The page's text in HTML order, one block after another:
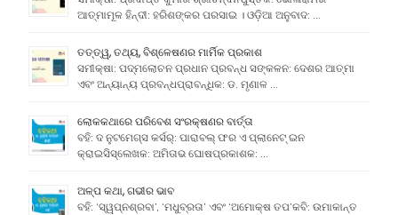
ଆତ୍ମାମୂଳ ହିନ୍ଦୀ: ହରିଶଙ୍କର ପରସାଇ । ଓଡ଼ିଆ ଅନୁବାଦ: …
ତତ୍ତ୍ୱ, ତଥ୍ୟ, ବିଶ୍ଳେଷଣର ମାର୍ମିକ ପ୍ରକାଶ
ସମୀକ୍ଷା: ପଦ୍ମଲୋଚନ ପ୍ରଧାନ ପ୍ରବନ୍ଧ ସଙ୍କଳନ: ଦେଶର ଆତ୍ମା
ଏବଂ ଅନ୍ୟାନ୍ୟ ପ୍ରବନ୍ଧପ୍ରାବନ୍ଧିକ: ଡ. ମୃଣାଳ …
ଲୋକକଥାରେ ପରିବେଶ ସଂରକ୍ଷଣର ବାର୍ତ୍ତା
ବହି: ଦ ନୁଟମେଗ୍ସ କର୍ସର୍: ପାରାବଲ୍ ଫର ଏ ପ୍ଲାନେଟ୍ ଇନ
କ୍ରାଇସିସ୍ଲେଖକ: ଅମିତାଭ ଘୋଷପ୍ରକାଶକ: …
ଅଳ୍ପ କଥା, ଗଭୀର ଭାବ
ବହି: ‘ସ୍ୱପ୍ନଶ୍ରବା’, ‘ମଧୁବ୍ରତା’ ଏବଂ ‘ଅମୋକ୍ଷ ତପ’କବି: ଉମାକାନ୍ତ